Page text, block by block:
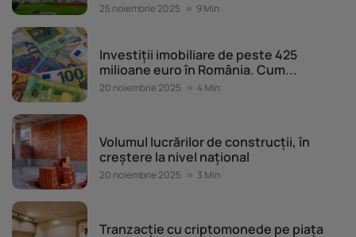
25 noiembrie 2025 9 Min
Investiții imobiliare de peste 425
milioane euro în România. Cum...
20 noiembrie 2025 4 Min
Volumul lucrărilor de construcții, în
creștere la nivel național
20 noiembrie 2025 3 Min
Tranzacție cu criptomonede pe piața